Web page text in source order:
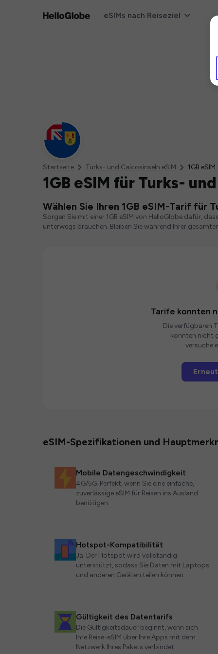
eSIMs nach Reiseziel
Startseite Turks- und Caicosinseln eSIM 1GB eSIM
1GB eSIM für Turks-
Wählen Sie Ihren 1GB eSIM-Tarif für
Sorgen Sie mit einer 1GB eSIM von HelloGlobe dafür,
unterwegs brauchen. Bleiben Sie während Ihrer
Tarife konnten
Die verfügbaren
konnten nicht
versuche
eSIM-Spezifikationen und
Mobile Datengeschwindigkeit
4G/5G. Perfekt, wenn Sie eine einfache,
zuverlässige eSIM für Reisen ins Ausland
benötigen.
Hotspot-Kompatibilität
Ja. Der Hotspot wird vollständig
unterstützt, sodass Sie Daten mit Laptops
und anderen Geräten teilen können.
Gültigkeit des Datentarifs
Die Gültigkeitsdauer beginnt, wenn sich
Ihre Reise-eSIM über Ihre Apps mit dem
Netzwerk Ihres Pakets verbindet.